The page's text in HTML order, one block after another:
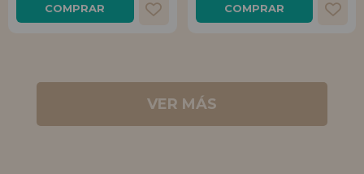
COMPRAR COMPRAR
VER MÁS